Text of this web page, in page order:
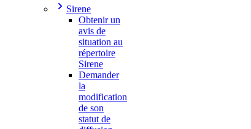
Sirene
Obtenir un
avis de
situation au
répertoire
Sirene
Demander
la
modification
de son
statut de